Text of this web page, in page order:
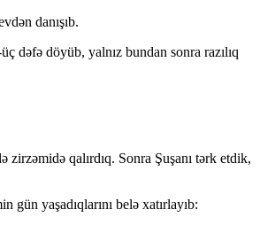
danışıb.
dəfə döyüb, yalnız bundan sonra razılıq
qalırdıq. Sonra Şuşanı tərk etdik,
yaşadıqlarını belə xatırlayıb: